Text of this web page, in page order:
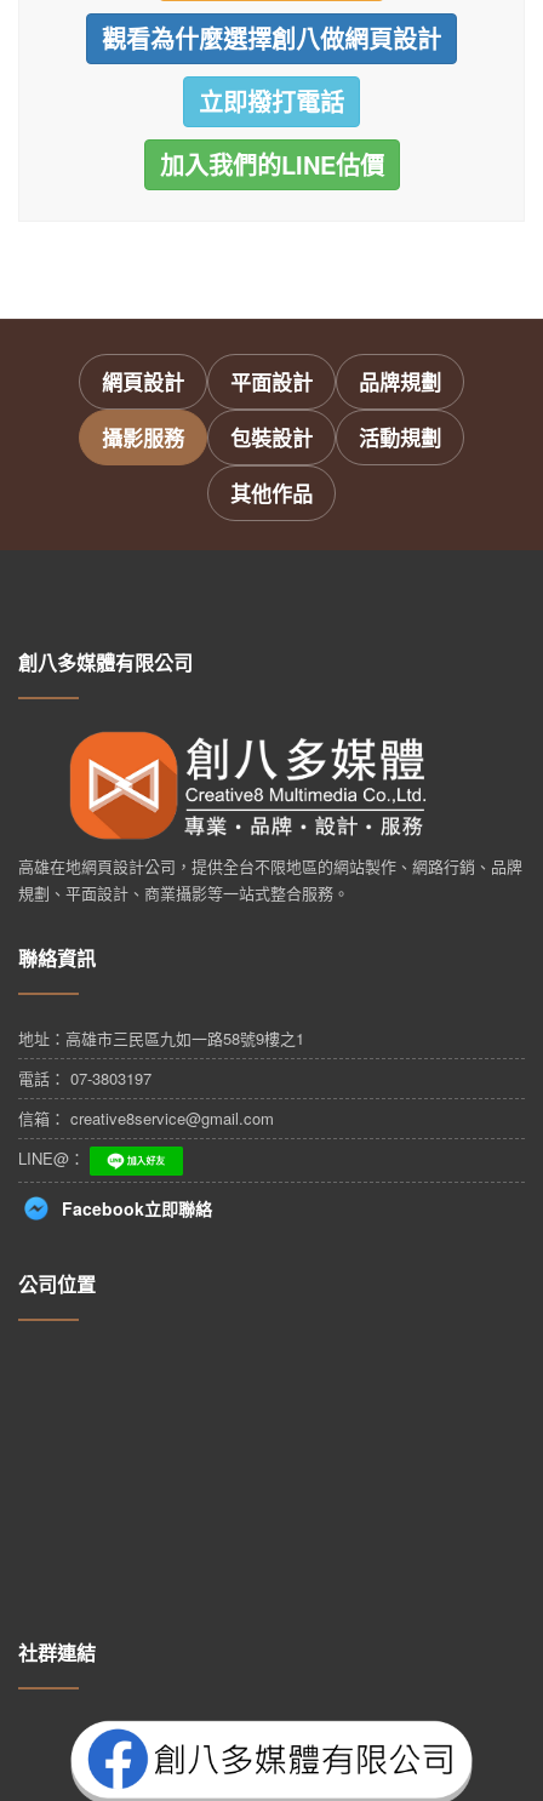
觀看為什麼選擇創八做網頁設計
立即撥打電話
加入我們的LINE估價
網頁設計 平面設計
品牌規劃
攝影服務
包裝設計
活動規劃
其他作品
創八多媒體有限公司
高雄在地網頁設計公司，提供全台不限地區的網站製作、網路行銷、品牌
規劃、平面設計、商業攝影等一站式整合服務。
聯絡資訊
地址： 高雄市三民區九如一路58號9樓之1
電話： 07-3803197
信箱： creative8service@gmail.com
LINE@：
Facebook立即聯絡
公司位置
社群連結